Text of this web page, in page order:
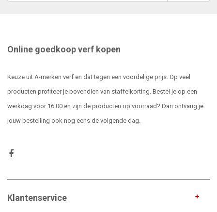
Online goedkoop verf kopen
Keuze uit A-merken verf en dat tegen een voordelige prijs. Op veel
producten profiteer je bovendien van staffelkorting. Bestel je op een
werkdag voor 16:00 en zijn de producten op voorraad? Dan ontvang je
jouw bestelling ook nog eens de volgende dag.
Klantenservice